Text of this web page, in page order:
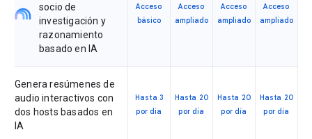
socio de
investigación y
razonamiento
basado en IA
Acceso
básico
Acceso
ampliado
Acceso
ampliado
Acceso
ampliado
Genera resúmenes de
audio interactivos con
dos hosts basados en
IA
Hasta 3
por día
Hasta 20
por día
Hasta 20
por día
Hasta 20
por día